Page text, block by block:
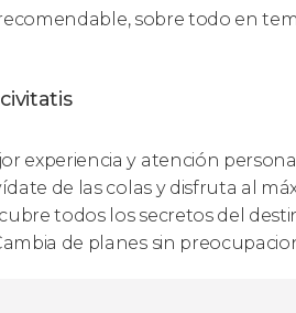
sobre todo en
experiencia y atención
de las colas y disfruta al
todos los secretos del
de planes sin